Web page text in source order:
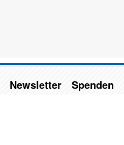
Newsletter Spenden